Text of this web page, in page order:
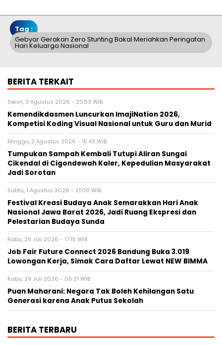
Tag :
Gebyar Gerakan Zero Stunting Bakal Meriahkan Peringatan
Hari Keluarga Nasional
BERITA TERKAIT
Senin, 3 Agustus 2026 - 20:53 WIB
Kemendikdasmen Luncurkan ImajiNation 2026,
Kompetisi Koding Visual Nasional untuk Guru dan Murid
Minggu, 2 Agustus 2026 - 15:43 WIB
Tumpukan Sampah Kembali Tutupi Aliran Sungai
Cikendal di Cigondewah Kaler, Kepedulian Masyarakat
Jadi Sorotan
Sabtu, 1 Agustus 2026 - 21:06 WIB
Festival Kreasi Budaya Anak Semarakkan Hari Anak
Nasional Jawa Barat 2026, Jadi Ruang Ekspresi dan
Pelestarian Budaya Sunda
Rabu, 29 Juli 2026 - 17:15 WIB
Job Fair Future Connect 2026 Bandung Buka 3.019
Lowongan Kerja, Simak Cara Daftar Lewat NEW BIMMA
Rabu, 29 Juli 2026 - 06:31 WIB
Puan Maharani: Negara Tak Boleh Kehilangan Satu
Generasi karena Anak Putus Sekolah
BERITA TERBARU